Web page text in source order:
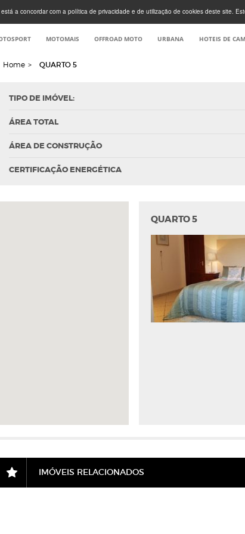
a concordar com a política de privacidade e de utilização de cookies deste site.
MOTOMAIS OFFROAD MOTO URBANA HOTEIS DE
Home > QUARTO 5
TIPO DE IMÓVEL:
ÁREA TOTAL
ÁREA DE CONSTRUÇÃO
CERTIFICAÇÃO ENERGÉTICA
QUARTO 5
IMÓVEIS RELACIONADOS